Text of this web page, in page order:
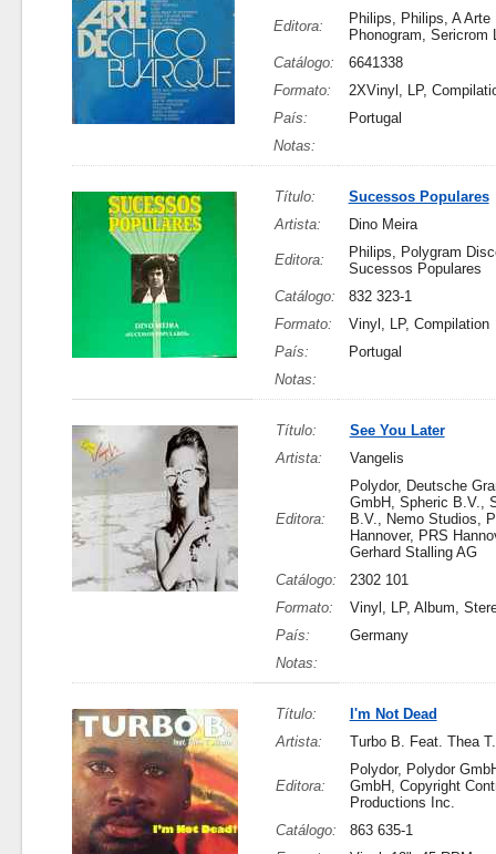
Editora:
Philips, Philips, A Arte
Phonogram, Sericrom
Catálogo:
6641338
Formato:
2XVinyl, LP,
País:
Portugal
Notas:
Título:
Sucessos Populares
Artista:
Dino Meira
Editora:
Philips, Polygram
Sucessos Populares
Catálogo:
832 323-1
Formato:
Vinyl, LP, Compilation
País:
Portugal
Notas:
Título:
See You Later
Artista:
Vangelis
Editora:
Polydor, Deutsche
GmbH, Spheric B.V.,
B.V., Nemo Studios,
Hannover, PRS
Gerhard Stalling AG
Catálogo:
2302 101
Formato:
Vinyl, LP, Album,
País:
Germany
Notas:
Título:
I'm Not Dead
Artista:
Turbo B. Feat. Thea
Editora:
Polydor, Polydor
GmbH, Copyright
Productions Inc.
Catálogo:
863 635-1